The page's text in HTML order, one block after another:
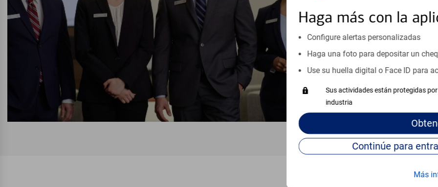
Haga más con la
Configure alertas personalizadas
Haga una foto para depositar un
Use su huella digital o Face ID para
Sus actividades están protegidas
industria
Más
inicio o crecimiento de su
esté listo, un especialista
Programe una cita
Vea si nuestro centro de
Visite nuestro centro de ayuda